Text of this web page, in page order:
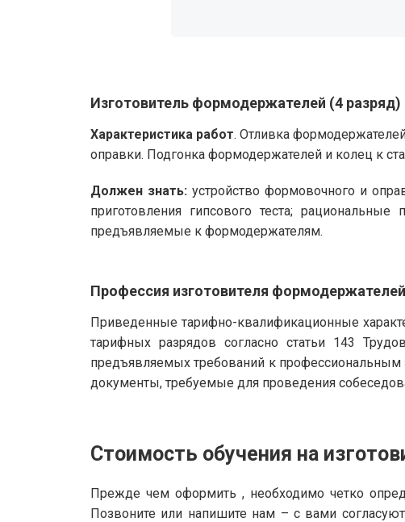
Изготовитель формодержателей (4 разряд)
Характеристика работ. Отливка
оправки. Подгонка формодержателей и колец к
Должен знать:устройство формовочного и
приготовления гипсового теста;
предъявляемые к формодержателям.
Профессия изготовителя формодержателей
Приведенные тарифно-квалификационные
тарифных разрядов согласно статьи 143
предъявляемых требований к профессиональным
документы, требуемые для проведения
Стоимость обучения на
Прежде чем оформить , необходимо четко
Позвоните или напишите нам – с вами